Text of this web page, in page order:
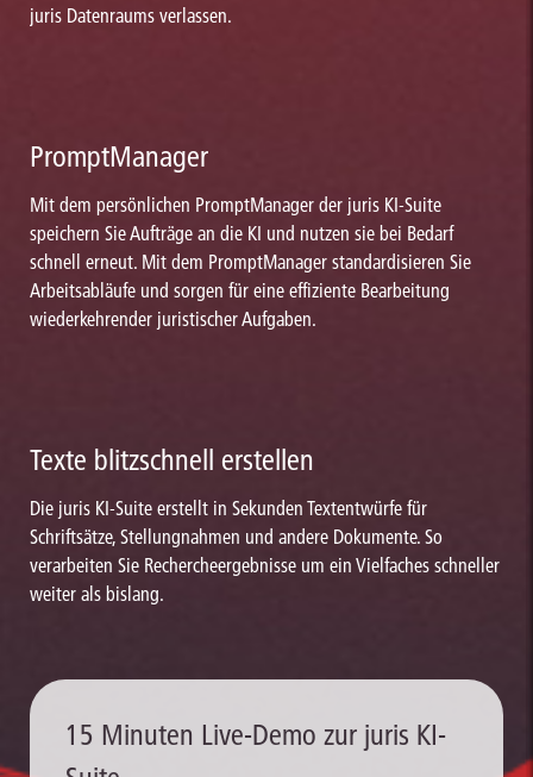
juris Datenraums verlassen.
PromptManager
Mit dem persönlichen PromptManager der juris KI-Suite
speichern Sie Aufträge an die KI und nutzen sie bei Bedarf
schnell erneut. Mit dem PromptManager standardisieren Sie
Arbeitsabläufe und sorgen für eine effiziente Bearbeitung
wiederkehrender juristischer Aufgaben.
Texte blitzschnell erstellen
Die juris KI-Suite erstellt in Sekunden Textentwürfe für
Schriftsätze, Stellungnahmen und andere Dokumente. So
verarbeiten Sie Rechercheergebnisse um ein Vielfaches schneller
weiter als bislang.
15 Minuten Live-Demo zur juris KI-